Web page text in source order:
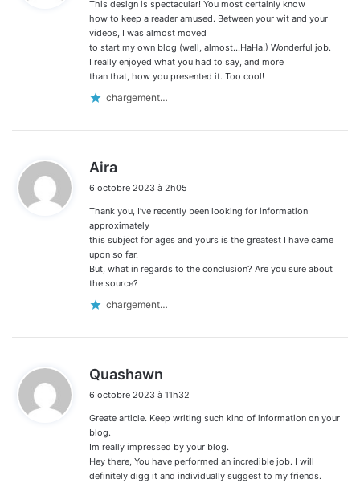
:
This design is spectacular! You most certainly know
how to keep a reader amused. Between your wit and your
videos, I was almost moved
to start my own blog (well, almost…HaHa!) Wonderful job.
I really enjoyed what you had to say, and more
than that, how you presented it. Too cool!
chargement…
Aira
t
:
6 octobre 2023 à 2h05
Thank you, I’ve recently been looking for information
approximately
this subject for ages and yours is the greatest I have came
upon so far.
But, what in regards to the conclusion? Are you sure about
the source?
chargement…
Quashawn
6 octobre 2023 à 11h32
Greate article. Keep writing such kind of information on your
blog.
Im really impressed by your blog.
Hey there, You have performed an incredible job. I will
definitely digg it and individually suggest to my friends.